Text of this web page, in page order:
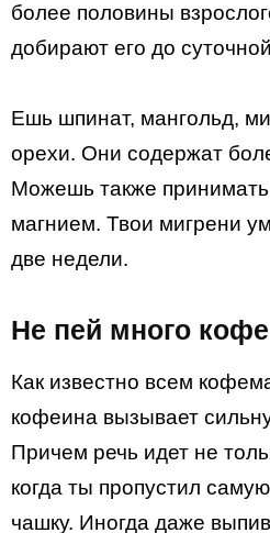
более половины
добирают его до
Ешь шпинат, мангольд,
орехи. Они содержат
Можешь также
магнием. Твои мигрени
две недели.
Не пей много кофе
Как известно всем
кофеина вызывает
Причем речь идет не
когда ты пропустил
чашку. Иногда даже